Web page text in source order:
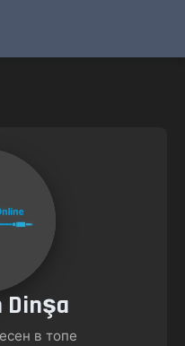
Dinşa
в топе